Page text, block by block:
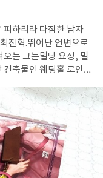
돈이 이만큼인데 누구
는 사람들의 얘기를
이 #주린이단타 #주
식공부 #주식책 #주식
피하리라 다짐한 남자
진혁.뛰어난 언변으로
오는 그는밀당 요정, 밀
건축물인 웨딩홀 로안
고 첫눈에 반해버린다.
의 1등 신랑감으로 꼽
에 왔다.웨딩사진은 관
모습을 카메라에 담
새아를 보고 반해버
을 카메라에 담는다.